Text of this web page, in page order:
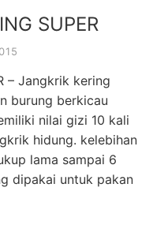
SUPER
– Jangkrik kering
burung berkicau
nilai gizi 10 kali
hidung. kelebihan
lama sampai 6
dipakai untuk pakan